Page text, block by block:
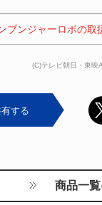
ブンジャーロボの取
(C)テレビ朝日・東映
する
商品一